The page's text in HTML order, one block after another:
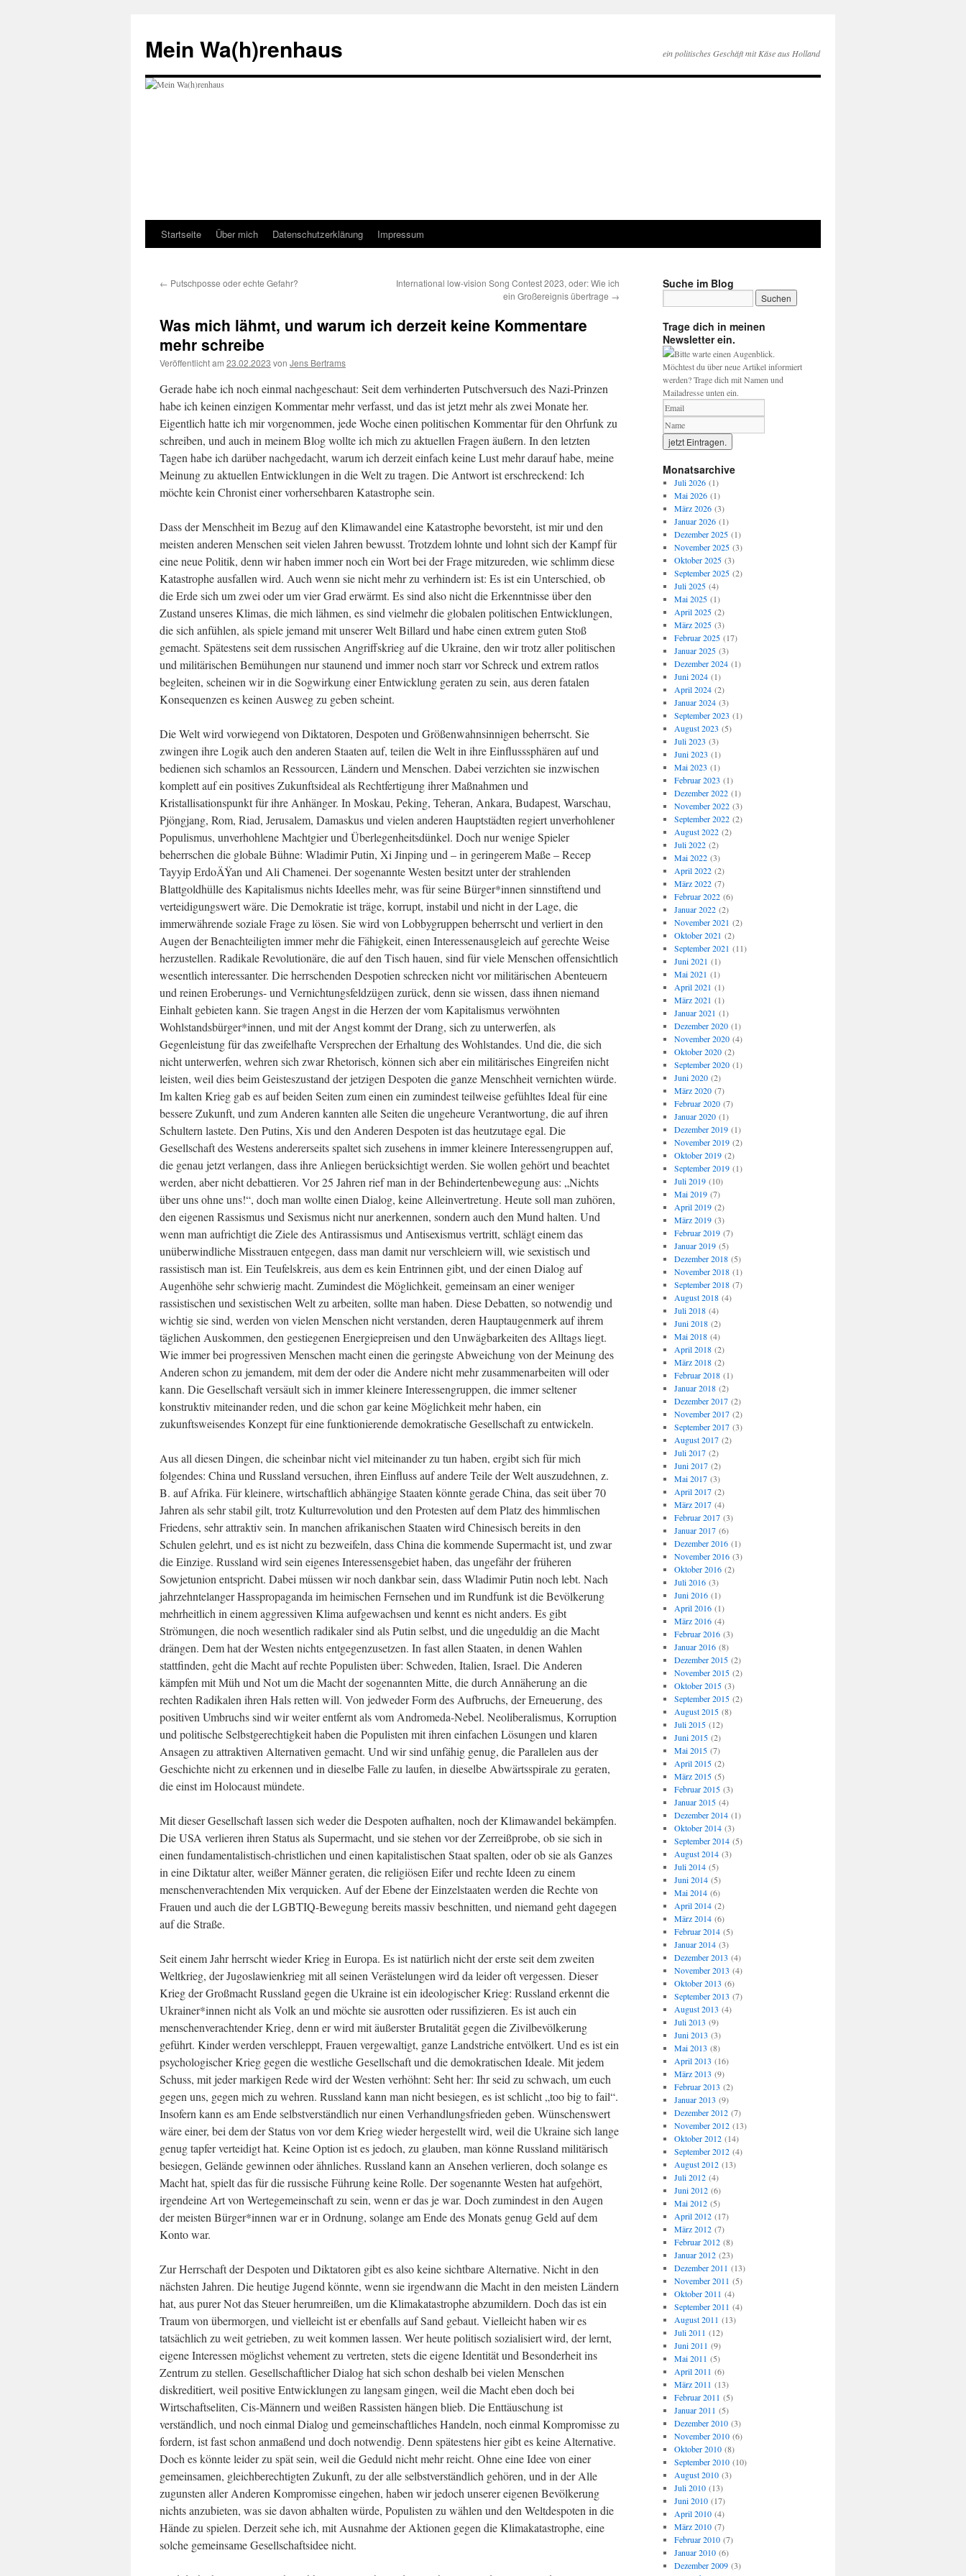
springen
Mein Wa(h)renhaus ein politisches Geschäft mit Käse aus Holland
Startseite Über mich Datenschutzerklärung Impressum
← Putschposse oder echte Gefahr?
International low-vision Song Contest 2023, oder: Wie ich
ein Großereignis übertrage →
Was mich lähmt, und warum ich derzeit keine Kommentare
mehr schreibe
Veröffentlicht am 23.02.2023 von Jens Bertrams
Gerade habe ich noch einmal nachgeschaut: Seit dem verhinderten Putschversuch des Nazi-Prinzen
habe ich keinen einzigen Kommentar mehr verfasst, und das ist jetzt mehr als zwei Monate her.
Eigentlich hatte ich mir vorgenommen, jede Woche einen politischen Kommentar für den Ohrfunk zu
schreiben, und auch in meinem Blog wollte ich mich zu aktuellen Fragen äußern. In den letzten
Tagen habe ich darüber nachgedacht, warum ich derzeit einfach keine Lust mehr darauf habe, meine
Meinung zu aktuellen Entwicklungen in die Welt zu tragen. Die Antwort ist erschreckend: Ich
möchte kein Chronist einer vorhersehbaren Katastrophe sein.
Dass der Menschheit im Bezug auf den Klimawandel eine Katastrophe bevorsteht, ist mir und den
meisten anderen Menschen seit vielen Jahren bewusst. Trotzdem lohnte und lohnt sich der Kampf für
eine neue Politik, denn wir haben immer noch ein Wort bei der Frage mitzureden, wie schlimm diese
Katastrophe ausfallen wird. Auch wenn sie nicht mehr zu verhindern ist: Es ist ein Unterschied, ob
die Erde sich um zwei oder um vier Grad erwärmt. Es sind also nicht die Erkenntnisse über den
Zustand unseres Klimas, die mich lähmen, es sind vielmehr die globalen politischen Entwicklungen,
die sich anfühlen, als spiele jemand mit unserer Welt Billard und habe einen extrem guten Stoß
gemacht. Spätestens seit dem russischen Angriffskrieg auf die Ukraine, den wir trotz aller politischen
und militärischen Bemühungen nur staunend und immer noch starr vor Schreck und extrem ratlos
begleiten, scheinen wir in die Sogwirkung einer Entwicklung geraten zu sein, aus deren fatalen
Konsequenzen es keinen Ausweg zu geben scheint.
Die Welt wird vorwiegend von Diktatoren, Despoten und Größenwahnsinnigen beherrscht. Sie
zwingen ihre Logik auch den anderen Staaten auf, teilen die Welt in ihre Einflusssphären auf und
bedienen sich schamlos an Ressourcen, Ländern und Menschen. Dabei verzichten sie inzwischen
komplett auf ein positives Zukunftsideal als Rechtfertigung ihrer Maßnahmen und
Kristallisationspunkt für ihre Anhänger. In Moskau, Peking, Teheran, Ankara, Budapest, Warschau,
Pjöngjang, Rom, Riad, Jerusalem, Damaskus und vielen anderen Hauptstädten regiert unverhohlener
Populismus, unverhohlene Machtgier und Überlegenheitsdünkel. Doch nur wenige Spieler
beherrschen die globale Bühne: Wladimir Putin, Xi Jinping und – in geringerem Maße – Recep
Tayyip ErdoÄŸan und Ali Chamenei. Der sogenannte Westen besitzt unter der strahlenden
Blattgoldhülle des Kapitalismus nichts Ideelles mehr, was für seine Bürger*innen sinnstiftend und
verteidigungswert wäre. Die Demokratie ist träge, korrupt, instabil und nicht in der Lage, die
immerwährende soziale Frage zu lösen. Sie wird von Lobbygruppen beherrscht und verliert in den
Augen der Benachteiligten immer mehr die Fähigkeit, einen Interessenausgleich auf gerechte Weise
herzustellen. Radikale Revolutionäre, die auf den Tisch hauen, sind für viele Menschen offensichtlich
wesentlich interessanter. Die herrschenden Despotien schrecken nicht vor militärischen Abenteuern
und reinen Eroberungs- und Vernichtungsfeldzügen zurück, denn sie wissen, dass ihnen niemand
Einhalt gebieten kann. Sie tragen Angst in die Herzen der vom Kapitalismus verwöhnten
Wohlstandsbürger*innen, und mit der Angst kommt der Drang, sich zu unterwerfen, als
Gegenleistung für das zweifelhafte Versprechen der Erhaltung des Wohlstandes. Und die, die sich
nicht unterwerfen, wehren sich zwar Rhetorisch, können sich aber ein militärisches Eingreifen nicht
leisten, weil dies beim Geisteszustand der jetzigen Despoten die ganze Menschheit vernichten würde.
Im kalten Krieg gab es auf beiden Seiten zum einen ein zumindest teilweise gefühltes Ideal für eine
bessere Zukunft, und zum Anderen kannten alle Seiten die ungeheure Verantwortung, die auf ihren
Schultern lastete. Den Putins, Xis und den Anderen Despoten ist das heutzutage egal. Die
Gesellschaft des Westens andererseits spaltet sich zusehens in immer kleinere Interessengruppen auf,
die genau jetzt verlangen, dass ihre Anliegen berücksichtigt werden. Sie wollen gehört und beachtet
werden, aber nicht debattieren. Vor 25 Jahren rief man in der Behindertenbewegung aus: „Nichts
über uns ohne uns!“, doch man wollte einen Dialog, keine Alleinvertretung. Heute soll man zuhören,
den eigenen Rassismus und Sexismus nicht nur anerkennen, sondern auch den Mund halten. Und
wenn man aufrichtigt die Ziele des Antirassismus und Antisexismus vertritt, schlägt einem das
unüberwindliche Misstrauen entgegen, dass man damit nur verschleiern will, wie sexistisch und
rassistisch man ist. Ein Teufelskreis, aus dem es kein Entrinnen gibt, und der einen Dialog auf
Augenhöhe sehr schwierig macht. Zumindest die Möglichkeit, gemeinsam an einer weniger
rassistischen und sexistischen Welt zu arbeiten, sollte man haben. Diese Debatten, so notwendig und
wichtig sie sind, werden von vielen Menschen nicht verstanden, deren Hauptaugenmerk auf ihrem
täglichen Auskommen, den gestiegenen Energiepreisen und den Unwägbarkeiten des Alltags liegt.
Wie immer bei progressiven Menschen macht einen die geringste Abweichung von der Meinung des
Anderen schon zu jemandem, mit dem der oder die Andere nicht mehr zusammenarbeiten will oder
kann. Die Gesellschaft versäult sich in immer kleinere Interessengruppen, die immer seltener
konstruktiv miteinander reden, und die schon gar keine Möglichkeit mehr haben, ein
zukunftsweisendes Konzept für eine funktionierende demokratische Gesellschaft zu entwickeln.
Aus all diesen Dingen, die scheinbar nicht viel miteinander zu tun haben, ergibt sich für mich
folgendes: China und Russland versuchen, ihren Einfluss auf andere Teile der Welt auszudehnen, z.
B. auf Afrika. Für kleinere, wirtschaftlich abhängige Staaten könnte gerade China, das seit über 70
Jahren als sehr stabil gilt, trotz Kulturrevolution und den Protesten auf dem Platz des himmlischen
Friedens, sehr attraktiv sein. In manchen afrikanischen Staaten wird Chinesisch bereits in den
Schulen gelehrt, und es ist nicht zu bezweifeln, dass China die kommende Supermacht ist, und zwar
die Einzige. Russland wird sein eigenes Interessensgebiet haben, das ungefähr der früheren
Sowjetunion entspricht. Dabei müssen wir noch dankbar sein, dass Wladimir Putin noch lebt. Nach
jahrzehntelanger Hasspropaganda im heimischen Fernsehen und im Rundfunk ist die Bevölkerung
mehrheitlich in einem aggressiven Klima aufgewachsen und kennt es nicht anders. Es gibt
Strömungen, die noch wesentlich radikaler sind als Putin selbst, und die ungeduldig an die Macht
drängen. Dem hat der Westen nichts entgegenzusetzen. In fast allen Staaten, in denen Wahlen
stattfinden, geht die Macht auf rechte Populisten über: Schweden, Italien, Israel. Die Anderen
kämpfen mit Müh und Not um die Macht der sogenannten Mitte, die durch Annäherung an die
rechten Radikalen ihren Hals retten will. Von jedweder Form des Aufbruchs, der Erneuerung, des
positiven Umbruchs sind wir weiter entfernt als vom Andromeda-Nebel. Neoliberalismus, Korruption
und politische Selbstgerechtigkeit haben die Populisten mit ihren einfachen Lösungen und klaren
Ansagen zu attraktiven Alternativen gemacht. Und wir sind unfähig genug, die Parallelen aus der
Geschichte nicht zu erkennen und in dieselbe Falle zu laufen, in dieselbe Abwärtsspirale zu geraten,
die einst im Holocaust mündete.
Mit dieser Gesellschaft lassen sich weder die Despoten aufhalten, noch der Klimawandel bekämpfen.
Die USA verlieren ihren Status als Supermacht, und sie stehen vor der Zerreißprobe, ob sie sich in
einen fundamentalistisch-christlichen und einen kapitalistischen Staat spalten, oder ob sie als Ganzes
in eine Diktatur alter, weißer Männer geraten, die religiösen Eifer und rechte Ideen zu einem
menschenverachtenden Mix verquicken. Auf der Ebene der Einzelstaaten werden die Rechte von
Frauen und auch die der LGBTIQ-Bewegung bereits massiv beschnitten, und niemand geht dagegen
auf die Straße.
Seit einem Jahr herrscht wieder Krieg in Europa. Es ist natürlich nicht der erste seit dem zweiten
Weltkrieg, der Jugoslawienkrieg mit all seinen Verästelungen wird da leider oft vergessen. Dieser
Krieg der Großmacht Russland gegen die Ukraine ist ein ideologischer Krieg: Russland erkennt die
Ukrainer*innen nicht als Volk an und möchte sie ausrotten oder russifizieren. Es ist auch ein
menschenverachtender Krieg, denn er wird mit äußerster Brutalität gegen die Zivilbevölkerung
geführt. Kinder werden verschleppt, Frauen vergewaltigt, ganze Landstriche entvölkert. Und es ist ein
psychologischer Krieg gegen die westliche Gesellschaft und die demokratischen Ideale. Mit jedem
Schuss, mit jeder markigen Rede wird der Westen verhöhnt: Seht her: Ihr seid zu schwach, um euch
gegen uns, gegen mich zu wehren. Russland kann man nicht besiegen, es ist schlicht „too big to fail“.
Insofern kann es am Ende selbstverständlich nur einen Verhandlungsfrieden geben. Wünschenswert
wäre einer, bei dem der Status von vor dem Krieg wieder hergestellt wird, weil die Ukraine sich lange
genug tapfer verteidigt hat. Keine Option ist es jedoch, zu glauben, man könne Russland militärisch
besiegen, Gelände gewinnen oder ähnliches. Russland kann an Ansehen verlieren, doch solange es
Macht hat, spielt das für die russische Führung keine Rolle. Der sogenannte Westen hat aufgehört,
irgendeine Art von Wertegemeinschaft zu sein, wenn er das je war. Doch zumindest in den Augen
der meisten Bürger*innen war er in Ordnung, solange am Ende des Monats genug Geld auf dem
Konto war.
Zur Herrschaft der Despoten und Diktatoren gibt es also keine sichtbare Alternative. Nicht in den
nächsten Jahren. Die heutige Jugend könnte, wenn sie irgendwann die Macht in den meisten Ländern
hat, aus purer Not das Steuer herumreißen, um die Klimakatastrophe abzumildern. Doch das ist ein
Traum von übermorgen, und vielleicht ist er ebenfalls auf Sand gebaut. Vielleicht haben wir es
tatsächlich zu weit getrieben, zu weit kommen lassen. Wer heute politisch sozialisiert wird, der lernt,
eigene Interessen möglichst vehement zu vertreten, stets die eigene Identität und Besonderheit ins
Zentrum zu stellen. Gesellschaftlicher Dialog hat sich schon deshalb bei vielen Menschen
diskreditiert, weil positive Entwicklungen zu langsam gingen, weil die Macht eben doch bei
Wirtschaftseliten, Cis-Männern und weißen Rassisten hängen blieb. Die Enttäuschung ist
verständlich, und noch einmal Dialog und gemeinschaftliches Handeln, noch einmal Kompromisse zu
fordern, ist fast schon anmaßend und doch notwendig. Denn spätestens hier gibt es keine Alternative.
Doch es könnte leider zu spät sein, weil die Geduld nicht mehr reicht. Ohne eine Idee von einer
gemeinsamen, gleichberechtigten Zukunft, zu der alle selbstverständlich gehören, und in der Alle
zugunsten aller Anderen Kompromisse eingehen, haben wir jedoch unserer eigenen Bevölkerung
nichts anzubieten, was sie davon abhalten würde, Populisten zu wählen und den Weltdespoten in die
Hände zu spielen. Derzeit sehe ich, mit Ausnahme der Aktionen gegen die Klimakatastrophe, eine
solche gemeinsame Gesellschaftsidee nicht.
Suche im Blog
Trage dich in meinen
Newsletter ein.
Bitte warte einen Augenblick.
Möchtest du über neue Artikel informiert
werden? Trage dich mit Namen und
Mailadresse unten ein.
Monatsarchive
Juli 2026(1)
Mai 2026(1)
März 2026(3)
Januar 2026(1)
Dezember 2025(1)
November 2025(3)
Oktober 2025(3)
September 2025(2)
Juli 2025(4)
Mai 2025(1)
April 2025(2)
März 2025(3)
Februar 2025(17)
Januar 2025(3)
Dezember 2024(1)
Juni 2024(1)
April 2024(2)
Januar 2024(3)
September 2023 (1)
August 2023 (5)
Juli 2023 (3)
Juni 2023 (1)
Mai 2023 (1)
Februar 2023 (1)
Dezember 2022(1)
November 2022(3)
September 2022(2)
August 2022(2)
Juli 2022(2)
Mai 2022(3)
April 2022(2)
März 2022(7)
Februar 2022(6)
Januar 2022(2)
November 2021 (2)
Oktober 2021 (2)
September 2021 (11)
Juni 2021 (1)
Mai 2021 (1)
April 2021 (1)
März 2021 (1)
Januar 2021 (1)
Dezember 2020(1)
November 2020(4)
Oktober 2020(2)
September 2020(1)
Juni 2020(2)
März 2020(7)
Februar 2020(7)
Januar 2020(1)
Dezember 2019(1)
November 2019(2)
Oktober 2019(2)
September 2019(1)
Juli 2019(10)
Mai 2019(7)
April 2019(2)
März 2019(3)
Februar 2019(7)
Januar 2019(5)
Dezember 2018(5)
November 2018(1)
September 2018(7)
August 2018(4)
Juli 2018(4)
Juni 2018(2)
Mai 2018(4)
April 2018(2)
März 2018(2)
Februar 2018(1)
Januar 2018(2)
Dezember 2017(2)
November 2017(2)
September 2017(3)
August 2017(2)
Juli 2017(2)
Juni 2017(2)
Mai 2017(3)
April 2017(2)
März 2017(4)
Februar 2017(3)
Januar 2017(6)
Dezember 2016(1)
November 2016(3)
Oktober 2016(2)
Juli 2016(3)
Juni 2016(1)
April 2016(1)
März 2016(4)
Februar 2016(3)
Januar 2016(8)
Dezember 2015(2)
November 2015(2)
Oktober 2015(3)
September 2015(2)
August 2015(8)
Juli 2015(12)
Juni 2015(2)
Mai 2015(7)
April 2015(2)
März 2015(5)
Februar 2015(3)
Januar 2015(4)
Dezember 2014(1)
Oktober 2014(3)
September 2014(5)
August 2014(3)
Juli 2014(5)
Juni 2014(5)
Mai 2014(6)
April 2014(2)
März 2014(6)
Februar 2014(5)
Januar 2014(3)
Dezember 2013 (4)
November 2013 (4)
Oktober 2013 (6)
September 2013 (7)
August 2013 (4)
Juli 2013 (9)
Juni 2013 (3)
Mai 2013 (8)
April 2013 (16)
März 2013 (9)
Februar 2013 (2)
Januar 2013 (9)
Dezember 2012(7)
November 2012(13)
Oktober 2012(14)
September 2012(4)
August 2012(13)
Juli 2012(4)
Juni 2012(6)
Mai 2012(5)
April 2012(17)
März 2012(7)
Februar 2012(8)
Januar 2012(23)
Dezember 2011 (13)
November 2011 (5)
Oktober 2011 (4)
September 2011 (4)
August 2011 (13)
Juli 2011 (12)
Juni 2011 (9)
Mai 2011 (5)
April 2011 (6)
März 2011 (13)
Februar 2011 (5)
Januar 2011 (5)
Dezember 2010(3)
November 2010(6)
Oktober 2010(8)
September 2010(10)
August 2010(3)
Juli 2010(13)
Juni 2010(17)
April 2010(4)
März 2010(7)
Februar 2010(7)
Januar 2010(6)
Dezember 2009(3)